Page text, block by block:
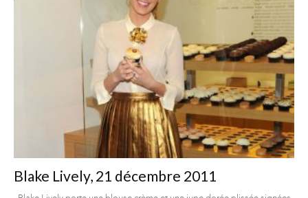
Blake Lively, 21 décembre 2011